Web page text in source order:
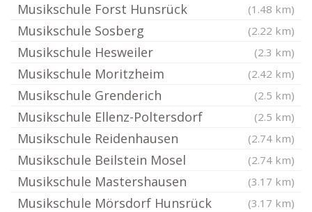
Musikschule Forst Hunsrück (1.48 km)
Musikschule Sosberg (2.22 km)
Musikschule Hesweiler (2.3 km)
Musikschule Moritzheim (2.42 km)
Musikschule Grenderich (2.5 km)
Musikschule Ellenz-Poltersdorf (2.5 km)
Musikschule Reidenhausen (2.74 km)
Musikschule Beilstein Mosel (2.74 km)
Musikschule Mastershausen (3.17 km)
Musikschule Mörsdorf Hunsrück (3.17 km)